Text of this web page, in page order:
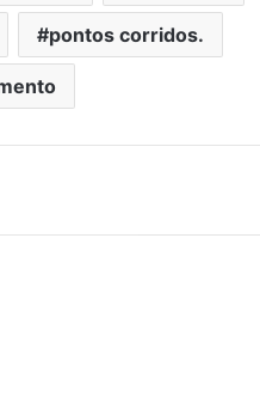
pontos corridos.